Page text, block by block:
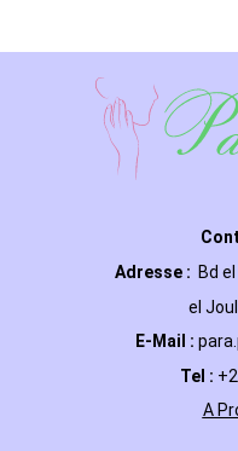
Adresse : Bd
el
E-Mail :
Tel :
A